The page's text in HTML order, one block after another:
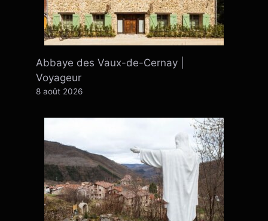
Abbaye des Vaux-de-Cernay |
Voyageur
8 août 2026